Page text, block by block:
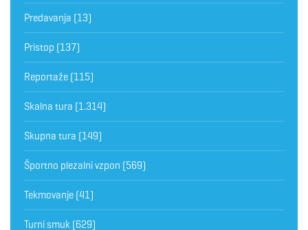
Predavanja (13)
Pristop (137)
Reportaže (115)
Skalna tura (1.314)
Skupna tura (149)
Športno plezalni vzpon (569)
Tekmovanje (41)
Turni smuk (629)